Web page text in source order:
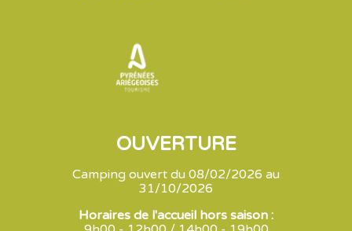
OUVERTURE
Camping ouvert du 08/02/2026 au
31/10/2026
Horaires de l'accueil hors saison :